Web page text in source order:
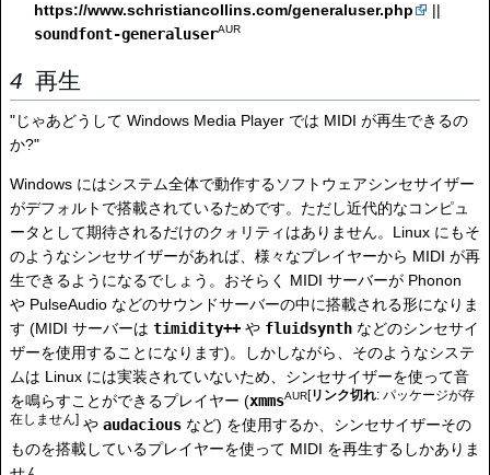
https://www.schristiancollins.com/generaluser.php
||
soundfont-generaluserAUR
再生
"じゃあどうして Windows Media Player では MIDI が再生できるの
か?"
Windows にはシステム全体で動作するソフトウェアシンセサイザー
がデフォルトで搭載されているためです。ただし近代的なコンピュ
ータとして期待されるだけのクォリティはありません。Linux にもそ
のようなシンセサイザーがあれば、様々なプレイヤーから MIDI が再
生できるようになるでしょう。おそらく MIDI サーバーが Phonon
や PulseAudio などのサウンドサーバーの中に搭載される形になりま
す (MIDI サーバーは timidity++ や fluidsynth などのシンセサイ
ザーを使用することになります)。しかしながら、そのようなシステ
ムは Linux には実装されていないため、シンセサイザーを使って音
を鳴らすことができるプレイヤー (xmmsAUR[リンク切れ: パッケージが存
在しません] や audacious など) を使用するか、シンセサイザーその
ものを搭載しているプレイヤーを使って MIDI を再生するしかありま